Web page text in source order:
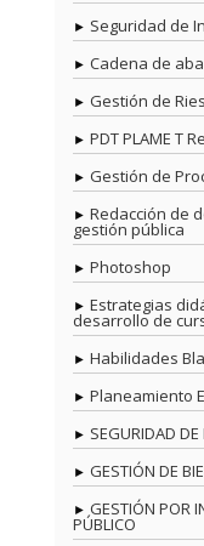
Seguridad de
Cadena de
Gestión de
PDT PLAME T
Gestión de
Redacción de
gestión pública
Photoshop
Estrategias
desarrollo de
Habilidades
Planeamiento
SEGURIDAD
GESTIÓN DE
GESTIÓN POR
PÚBLICO